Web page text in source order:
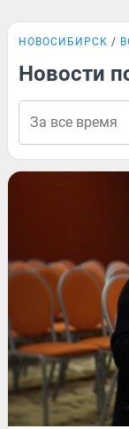
НОВОСИБИРСК
Новости